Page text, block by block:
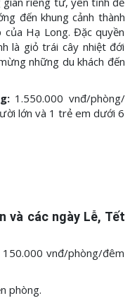
đến khung cảnh thành
Hạ Long. Đặc quyền
là giỏ trái cây nhiệt đới
những du khách đến
1.550.000 vnđ/phòng/
lớn và 1 trẻ em dưới 6
và các ngày Lễ, Tết
vnđ/phòng/đêm
phòng.